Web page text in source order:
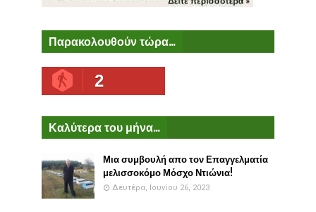
Παρακολουθούν τώρα...
2
Καλύτερα του μήνα...
Μια συμβουλή απο τον Επαγγελματία
μελισσοκόμο Μόσχο Ντιώνια!
Δευτέρα, Ιουνίου 26, 2023